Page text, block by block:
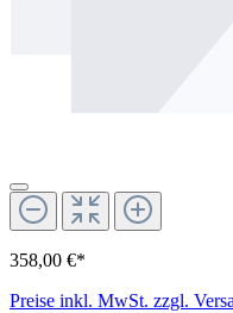
358,00 €*
Preise inkl. MwSt. zzgl.